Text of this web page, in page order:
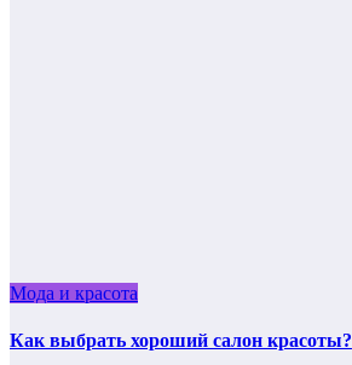
Мода и красота
Как выбрать хороший салон красоты?